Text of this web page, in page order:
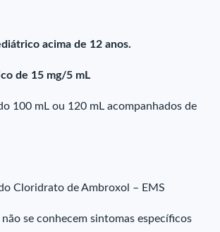
acima de 12 anos.
de 15 mg/5 mL
100 mL ou 120 mL acompanhados de
Cloridrato de Ambroxol – EMS
se conhecem sintomas específicos